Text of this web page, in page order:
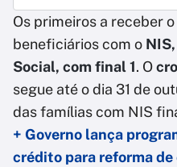
Os primeiros a receber
beneficiários com o
Social, com final 1. O
segue até o dia 31 de
das famílias com NIS
+ Governo lança
crédito para reforma de